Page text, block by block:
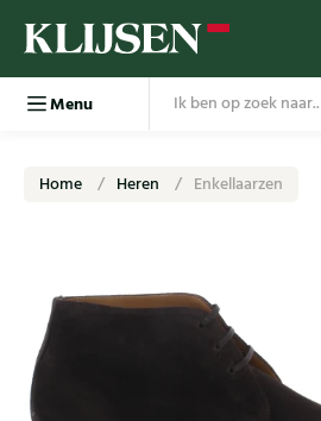
Menu
Home Heren Enkellaarzen